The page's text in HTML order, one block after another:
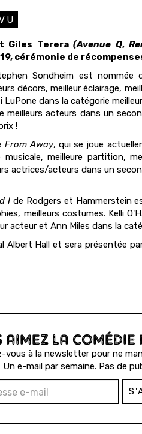
Giles Terera(Avenue Q,
cérémonie de
Sondheim est nommée
décors, meilleur éclairage,
dans la catégorie
meilleurs acteurs dans un
!
From Away, qui se joue
meilleure partition,
actrices/acteurs dans un
I de Rodgers et Hammerstein
meilleurs costumes. Kelli
acteur et Ann Miles dans la
Albert Hall et sera présentée
AIMEZ LA COMÉDIE
vous à la newsletter pour ne
Un e-mail par semaine. Pas de